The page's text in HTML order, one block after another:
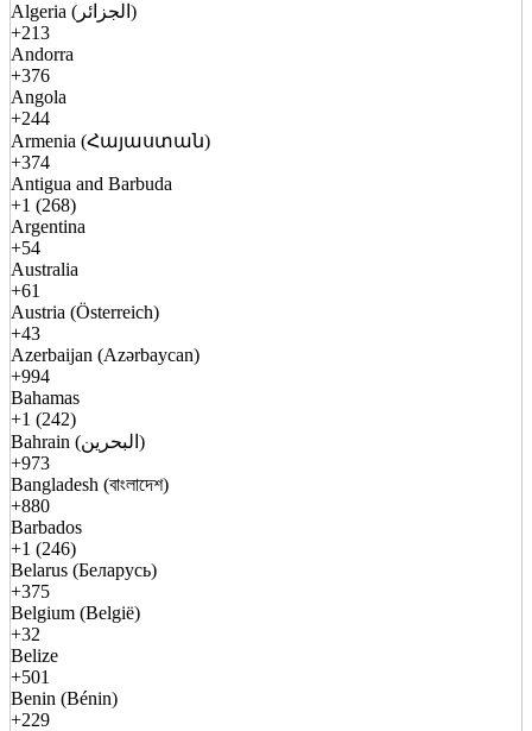
Algeria (الجزائر)
+213
Andorra
+376
Angola
+244
Armenia (Հայաստան)
+374
Antigua and Barbuda
+1 (268)
Argentina
+54
Australia
+61
Austria (Österreich)
+43
Azerbaijan (Azərbaycan)
+994
Bahamas
+1 (242)
Bahrain (البحرين)
+973
Bangladesh (বাংলাদেশ)
+880
Barbados
+1 (246)
Belarus (Беларусь)
+375
Belgium (België)
+32
Belize
+501
Benin (Bénin)
+229